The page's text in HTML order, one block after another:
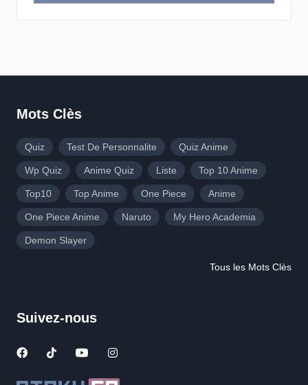
Mots Clès
Quiz Test De Personnalite Quiz Anime
Wp Quiz Anime Quiz Liste Top 10 Anime
Top10 Top Anime One Piece Anime
One Piece Anime Naruto My Hero Academia
Demon Slayer
Tous les Mots Clès
Suivez-nous